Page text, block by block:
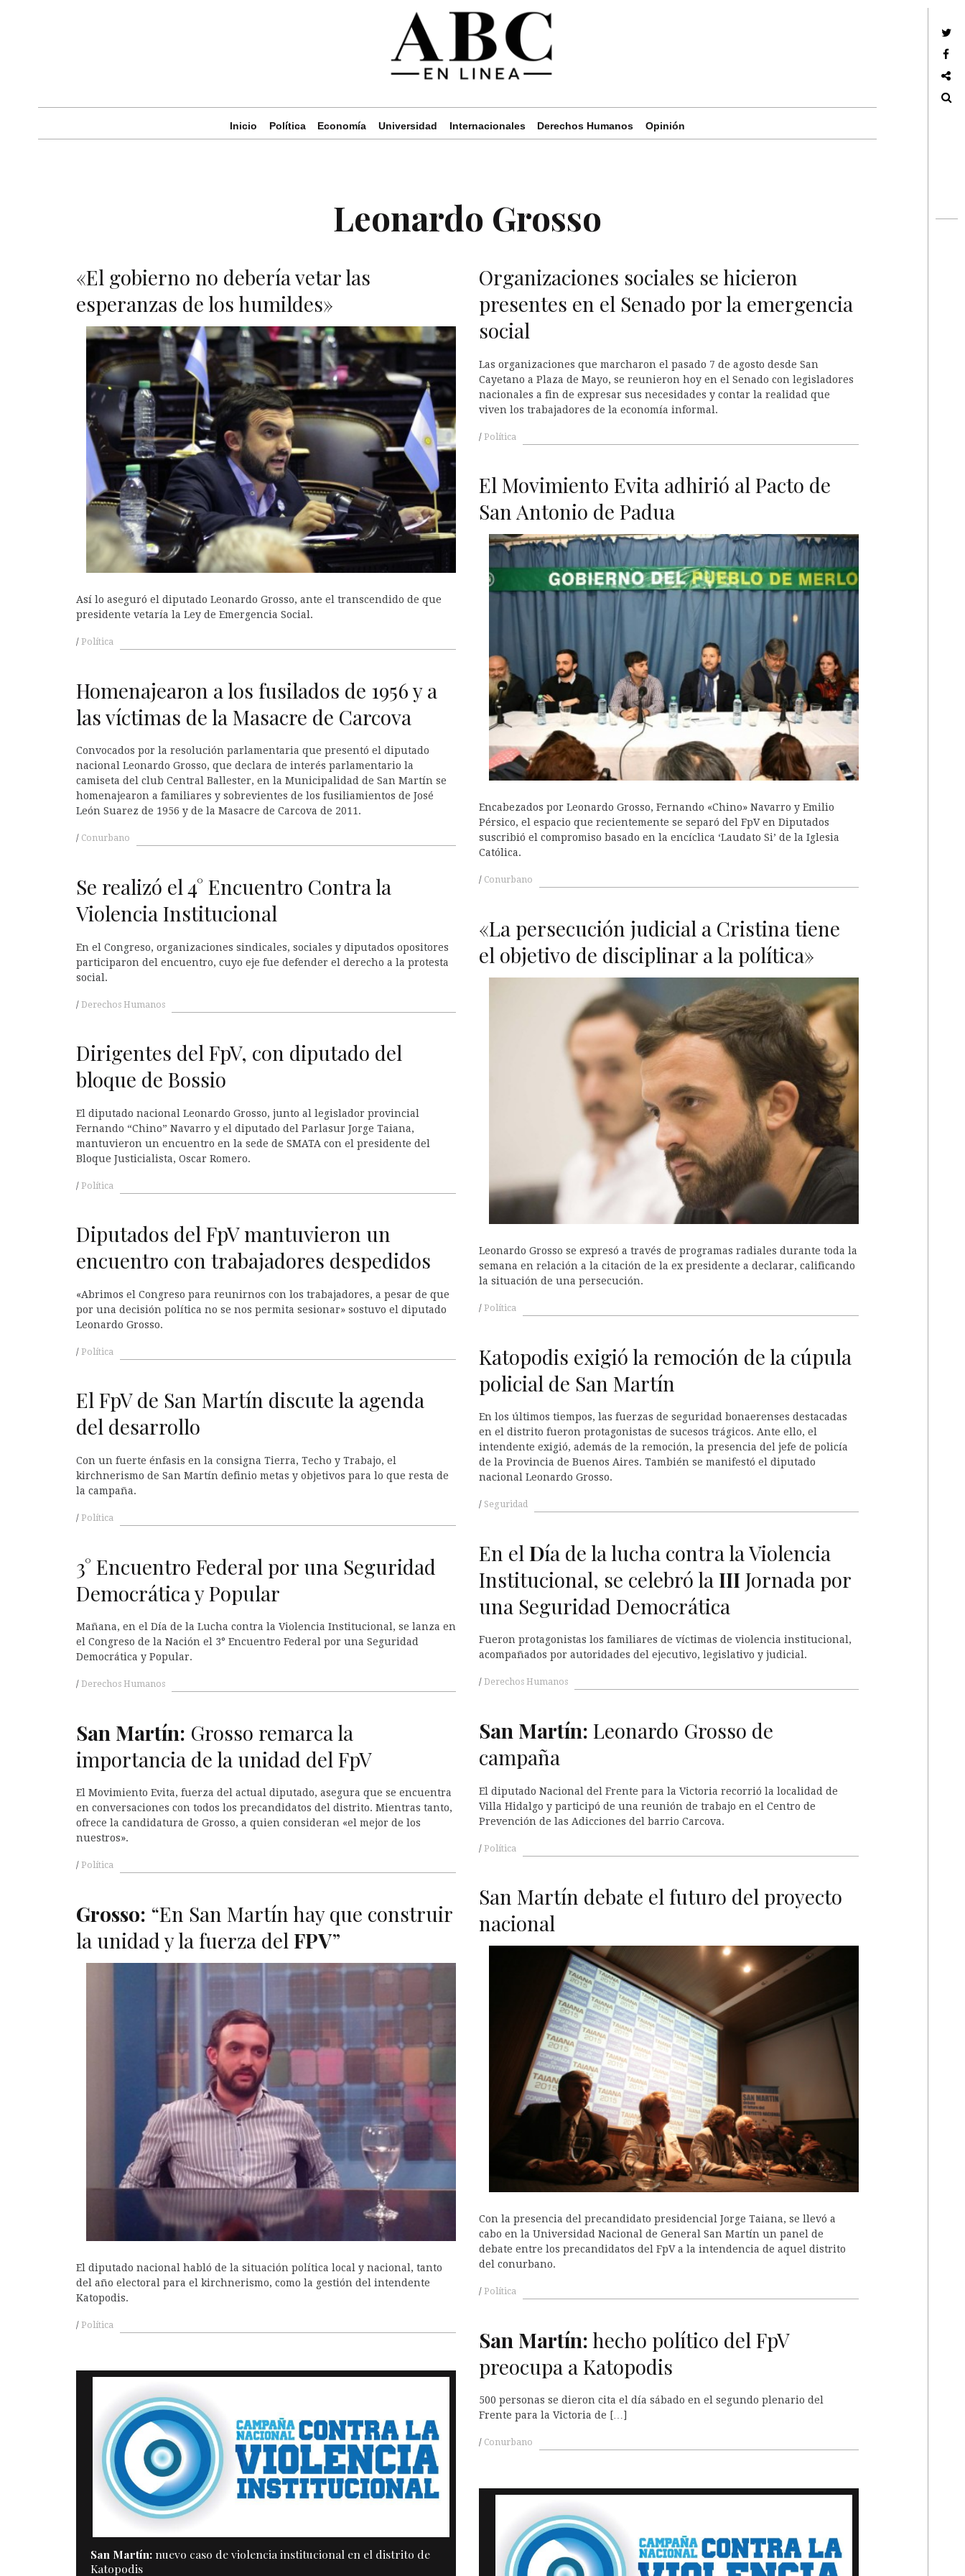
Inicio Política Economía Universidad Internacionales Derechos Humanos Opinión
Leonardo Grosso
«El gobierno no debería vetar las
esperanzas de los humildes»
A
Así lo aseguró el diputado Leonardo Grosso, ante el transcendido de que
presidente vetaría la Ley de Emergencia Social.
Política
Organizaciones sociales se hicieron
presentes en el Senado por la emergencia
social
Las organizaciones que marcharon el pasado 7 de agosto desde San
Cayetano a Plaza de Mayo, se reunieron hoy en el Senado con legisladores
nacionales a fin de expresar sus necesidades y contar la realidad que
viven los trabajadores de la economía informal.
Política
El Movimiento Evita adhirió al Pacto de
San Antonio de Padua
A
Encabezados por Leonardo Grosso, Fernando «Chino» Navarro y Emilio
Pérsico, el espacio que recientemente se separó del FpV en Diputados
suscribió el compromiso basado en la encíclica ‘Laudato Si’ de la Iglesia
Católica.
Conurbano
Homenajearon a los fusilados de 1956 y a
las víctimas de la Masacre de Carcova
Convocados por la resolución parlamentaria que presentó el diputado
nacional Leonardo Grosso, que declara de interés parlamentario la
camiseta del club Central Ballester, en la Municipalidad de San Martín se
homenajearon a familiares y sobrevientes de los fusiliamientos de José
León Suarez de 1956 y de la Masacre de Carcova de 2011.
Conurbano
Se realizó el 4° Encuentro Contra la
Violencia Institucional
En el Congreso, organizaciones sindicales, sociales y diputados opositores
participaron del encuentro, cuyo eje fue defender el derecho a la protesta
social.
Derechos Humanos
«La persecución judicial a Cristina tiene
el objetivo de disciplinar a la política»
A
Leonardo Grosso se expresó a través de programas radiales durante toda la
semana en relación a la citación de la ex presidente a declarar, calificando
la situación de una persecución.
Política
Dirigentes del FpV, con diputado del
bloque de Bossio
El diputado nacional Leonardo Grosso, junto al legislador provincial
Fernando “Chino” Navarro y el diputado del Parlasur Jorge Taiana,
mantuvieron un encuentro en la sede de SMATA con el presidente del
Bloque Justicialista, Oscar Romero.
Política
Diputados del FpV mantuvieron un
encuentro con trabajadores despedidos
«Abrimos el Congreso para reunirnos con los trabajadores, a pesar de que
por una decisión política no se nos permita sesionar» sostuvo el diputado
Leonardo Grosso.
Política
Katopodis exigió la remoción de la cúpula
policial de San Martín
En los últimos tiempos, las fuerzas de seguridad bonaerenses destacadas
en el distrito fueron protagonistas de sucesos trágicos. Ante ello, el
intendente exigió, además de la remoción, la presencia del jefe de policía
de la Provincia de Buenos Aires. También se manifestó el diputado
nacional Leonardo Grosso.
Seguridad
El FpV de San Martín discute la agenda
del desarrollo
Con un fuerte énfasis en la consigna Tierra, Techo y Trabajo, el
kirchnerismo de San Martín definio metas y objetivos para lo que resta de
la campaña.
Política
En el Día de la lucha contra la Violencia
Institucional, se celebró la IIIJornada por
una Seguridad Democrática
Fueron protagonistas los familiares de víctimas de violencia institucional,
acompañados por autoridades del ejecutivo, legislativo y judicial.
Derechos Humanos
3° Encuentro Federal por una Seguridad
Democrática y Popular
Mañana, en el Día de la Lucha contra la Violencia Institucional, se lanza en
el Congreso de la Nación el 3° Encuentro Federal por una Seguridad
Democrática y Popular.
Derechos Humanos
San Martín: Leonardo Grosso de
campaña
El diputado Nacional del Frente para la Victoria recorrió la localidad de
Villa Hidalgo y participó de una reunión de trabajo en el Centro de
Prevención de las Adicciones del barrio Carcova.
Política
San Martín: Grosso remarca la
importancia de la unidad del FpV
El Movimiento Evita, fuerza del actual diputado, asegura que se encuentra
en conversaciones con todos los precandidatos del distrito. Mientras tanto,
ofrece la candidatura de Grosso, a quien consideran «el mejor de los
nuestros».
Política
San Martín debate el futuro del proyecto
nacional
A
Con la presencia del precandidato presidencial Jorge Taiana, se llevó a
cabo en la Universidad Nacional de General San Martín un panel de
debate entre los precandidatos del FpV a la intendencia de aquel distrito
del conurbano.
Política
Grosso: “En San Martín hay que construir
la unidad y la fuerza del FPV”
A
El diputado nacional habló de la situación política local y nacional, tanto
del año electoral para el kirchnerismo, como la gestión del intendente
Katopodis.
Política
San Martín: hecho político del FpV
preocupa a Katopodis
500 personas se dieron cita el día sábado en el segundo plenario del
Frente para la Victoria de […]
Conurbano
A
San Martín:nuevo caso de violencia institucional en el distrito de
Katopodis